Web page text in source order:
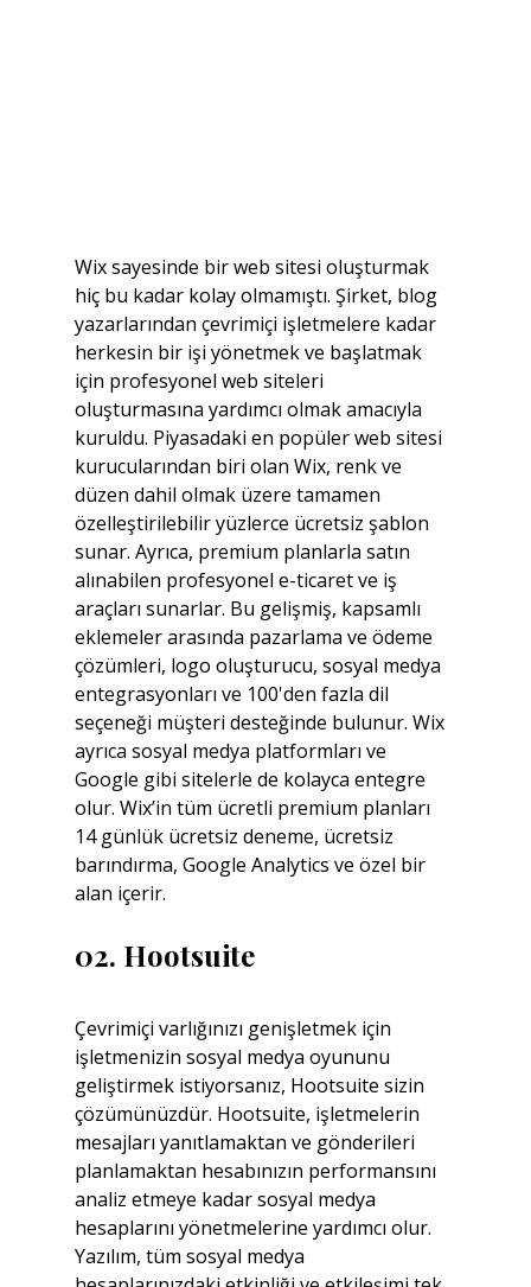
Wix sayesinde bir web sitesi oluşturmak
hiç bu kadar kolay olmamıştı. Şirket, blog
yazarlarından çevrimiçi işletmelere kadar
herkesin bir işi yönetmek ve başlatmak
için profesyonel web siteleri
oluşturmasına yardımcı olmak amacıyla
kuruldu. Piyasadaki en popüler web sitesi
kurucularından biri olan Wix, renk ve
düzen dahil olmak üzere tamamen
özelleştirilebilir yüzlerce ücretsiz şablon
sunar. Ayrıca, premium planlarla satın
alınabilen profesyonel e-ticaret ve iş
araçları sunarlar. Bu gelişmiş, kapsamlı
eklemeler arasında pazarlama ve ödeme
çözümleri, logo oluşturucu, sosyal medya
entegrasyonları ve 100'den fazla dil
seçeneği müşteri desteğinde bulunur. Wix
ayrıca sosyal medya platformları ve
Google gibi sitelerle de kolayca entegre
olur. Wix’in tüm ücretli premium planları
14 günlük ücretsiz deneme, ücretsiz
barındırma, Google Analytics ve özel bir
alan içerir.
02. Hootsuite
Çevrimiçi varlığınızı genişletmek için
işletmenizin sosyal medya oyununu
geliştirmek istiyorsanız, Hootsuite sizin
çözümünüzdür. Hootsuite, işletmelerin
mesajları yanıtlamaktan ve gönderileri
planlamaktan hesabınızın performansını
analiz etmeye kadar sosyal medya
hesaplarını yönetmelerine yardımcı olur.
Yazılım, tüm sosyal medya